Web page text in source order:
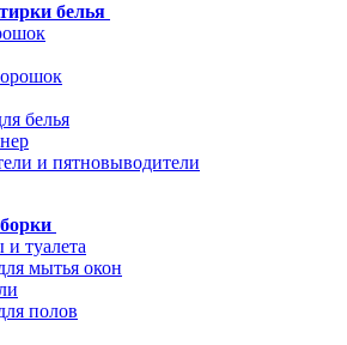
белья
белья
и пятновыводители
туалета
мытья окон
полов